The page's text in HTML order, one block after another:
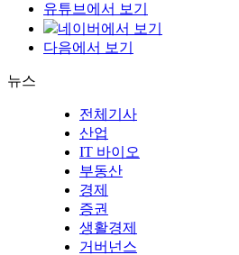
유튜브에서 보기
네이버에서 보기
다음에서 보기
뉴스
전체기사
산업
IT 바이오
부동산
경제
증권
생활경제
거버넌스